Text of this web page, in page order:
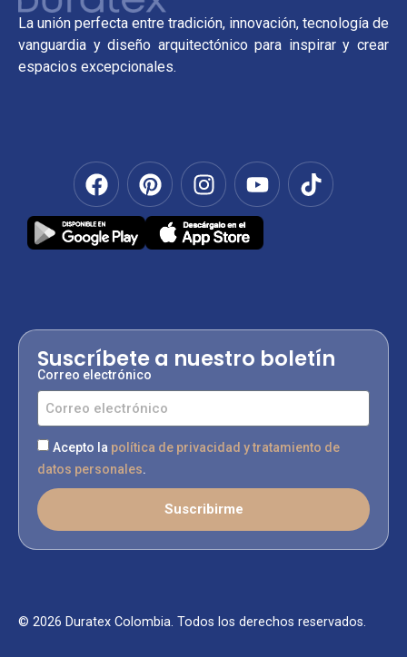
La unión perfecta entre tradición, innovación, tecnología de
vanguardia y diseño arquitectónico para inspirar y crear
espacios excepcionales.
Suscríbete a nuestro boletín
Correo electrónico
Acepto la política de privacidad y tratamiento de
datos personales.
Suscribirme
© 2026 Duratex Colombia. Todos los derechos reservados.